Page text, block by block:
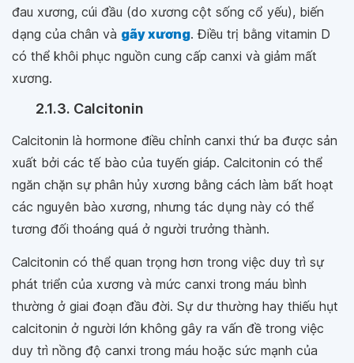
đau xương, cúi đầu (do xương cột sống cổ yếu), biến
dạng của chân và gãy xương. Điều trị bằng vitamin D
có thể khôi phục nguồn cung cấp canxi và giảm mất
xương.
2.1.3. Calcitonin
Calcitonin là hormone điều chỉnh canxi thứ ba được sản
xuất bởi các tế bào của tuyến giáp. Calcitonin có thể
ngăn chặn sự phân hủy xương bằng cách làm bất hoạt
các nguyên bào xương, nhưng tác dụng này có thể
tương đối thoáng quá ở người trưởng thành.
Calcitonin có thể quan trọng hơn trong việc duy trì sự
phát triển của xương và mức canxi trong máu bình
thường ở giai đoạn đầu đời. Sự dư thường hay thiếu hụt
calcitonin ở người lớn không gây ra vấn đề trong việc
duy trì nồng độ canxi trong máu hoặc sức mạnh của